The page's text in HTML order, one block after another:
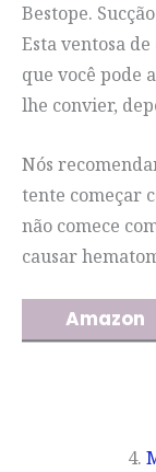
Bestope.
Esta ventosa
que você pode
lhe convier,
Nós
tente começar
não comece
causar
Amazon
4.